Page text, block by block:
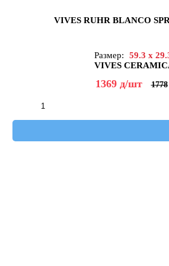
VIVES RUHR BLANCO
Размер:
59.3 x
VIVES
1369 д/шт 1778